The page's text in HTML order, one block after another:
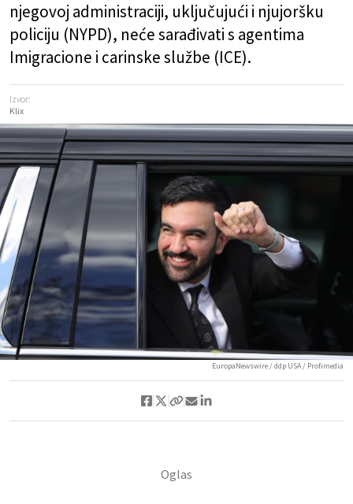
njegovoj administraciji, uključujući i njujoršku
policiju (NYPD), neće sarađivati s agentima
Imigracione i carinske službe (ICE).
Izvor:
Klix
EuropaNewswire / ddp USA / Profimedia